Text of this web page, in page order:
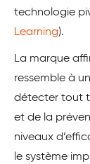
technologie
Learning).
La marque
ressemble à
détecter tout
et de la
niveaux
le système